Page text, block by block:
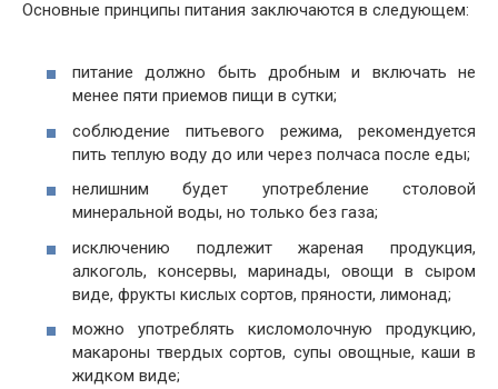
Основные принципы питания заключаются в следующем:
питание должно быть дробным и включать не
менее пяти приемов пищи в сутки;
соблюдение питьевого режима, рекомендуется
пить теплую воду до или через полчаса после еды;
нелишним будет употребление столовой
минеральной воды, но только без газа;
исключению подлежит жареная продукция,
алкоголь, консервы, маринады, овощи в сыром
виде, фрукты кислых сортов, пряности, лимонад;
можно употреблять кисломолочную продукцию,
макароны твердых сортов, супы овощные, каши в
жидком виде;